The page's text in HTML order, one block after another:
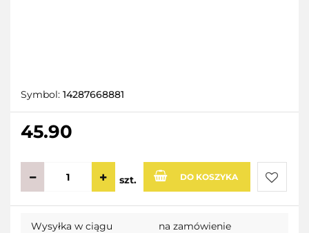
Symbol: 14287668881
45.90
szt. DO KOSZYKA
Do
Wysyłka w ciągu na zamówienie